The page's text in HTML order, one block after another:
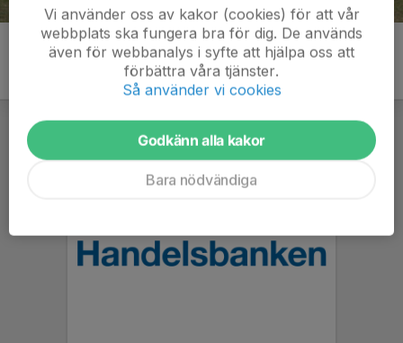
Vi använder oss av kakor (cookies) för att vår
webbplats ska fungera bra för dig. De används
även för webbanalys i syfte att hjälpa oss att
förbättra våra tjänster.
Så använder vi cookies
Godkänn alla kakor
Bara nödvändiga